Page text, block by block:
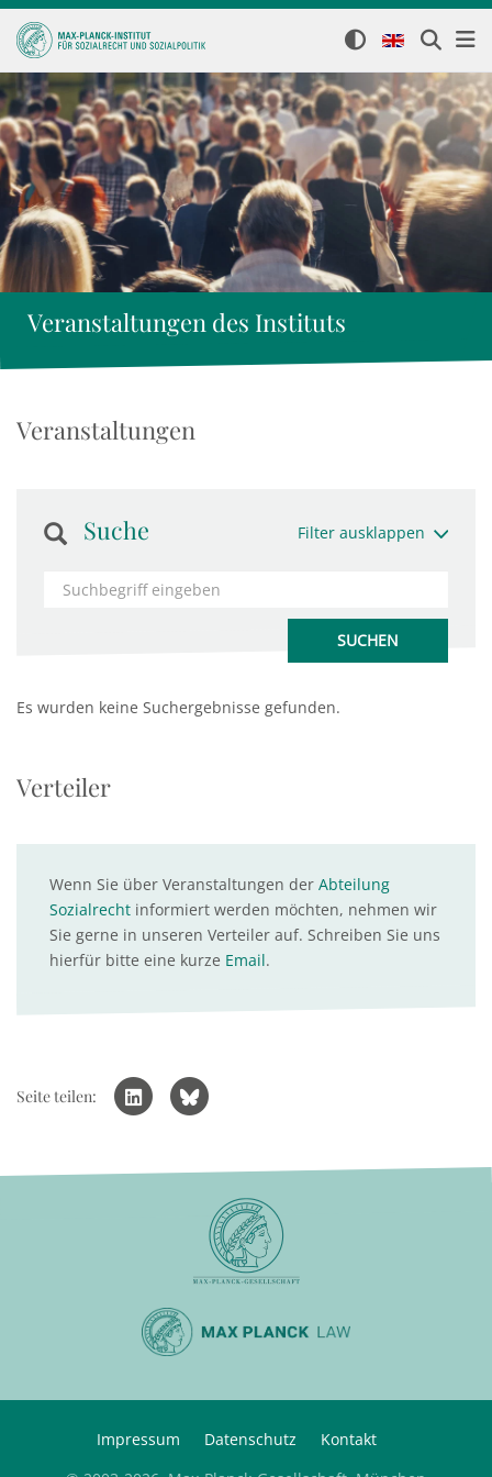
Veranstaltungen des Instituts
Veranstaltungen
Suche Filter ausklappen
Es wurden keine Suchergebnisse gefunden.
Verteiler
Wenn Sie über Veranstaltungen der Abteilung
Sozialrecht informiert werden möchten, nehmen wir
Sie gerne in unseren Verteiler auf. Schreiben Sie uns
hierfür bitte eine kurze Email.
Seite teilen:
Impressum Datenschutz
Kontakt